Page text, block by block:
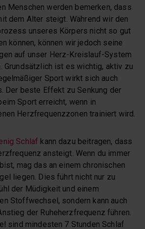
Menschen werden bemerken, dass
dem Alter steigt. Während wir den
unseres Körpers nicht so gut
können, können wir jedoch seine
auf unser Herz-Kreislauf-System
Grundsätzlich ist es wichtig, aktiv zu
Sport wirkt sich auch
Der beste Effekt zu Senkung der
Sport erreicht, wenn in
Herzfrequenzzonen trainiert wird.
Schlaf kann dazu beitragen, dass
ansteigt. Wenn du immer
mag das an einem chronischen
liegen. Dies führt nicht nur zu
der Müdigkeit und einem
Stoffwechsel, sondern kann auch
der Ruheherzfrequenz führen.
sind mindesten 7 Stunden Schlaf